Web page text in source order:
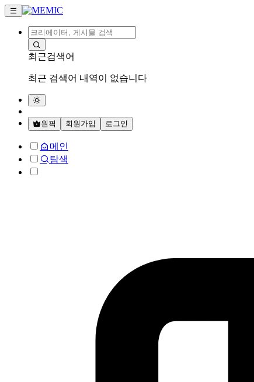
최근검색어
최근 검색어 내역이 없습니다
원픽 회원가입 로그인
메인
탐색